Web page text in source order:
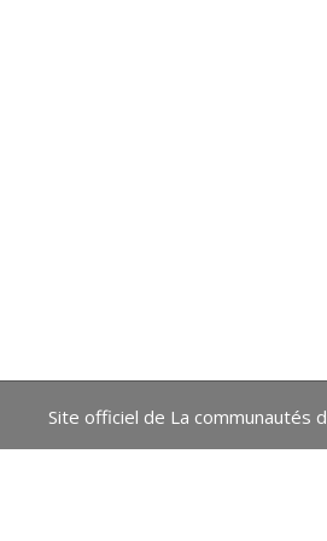
Site officiel de La communautés